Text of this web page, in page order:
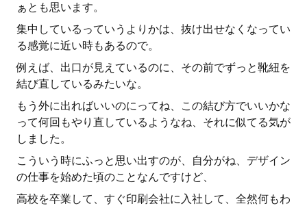
ぁとも思います。
集中しているっていうよりかは、抜け出せなくなってい
る感覚に近い時もあるので。
例えば、出口が見えているのに、その前でずっと靴紐を
結び直しているみたいな。
もう外に出ればいいのにってね、この結び方でいいかな
って何回もやり直しているようなね、それに似てる気が
しました。
こういう時にふっと思い出すのが、自分がね、デザイン
の仕事を始めた頃のことなんですけど、
高校を卒業して、すぐ印刷会社に入社して、全然何もわ